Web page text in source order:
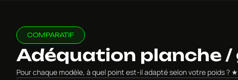
COMPARATIF
Adéquation planche
Pour chaque modèle, à quel point est-il adapté selon votre poids